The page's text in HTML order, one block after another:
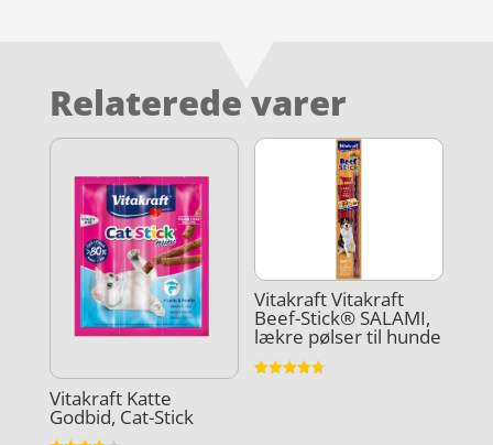
Relaterede varer
Vitakraft Katte
Godbid, Cat-Stick
Vitakraft Vitakraft
Beef-Stick® SALAMI,
lækre pølser til hunde